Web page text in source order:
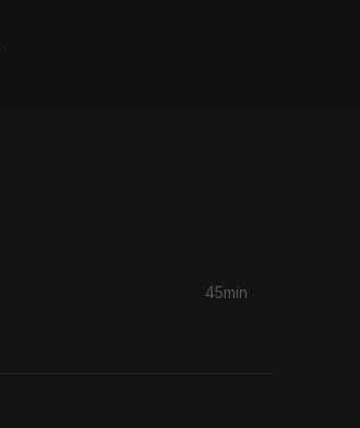
45min